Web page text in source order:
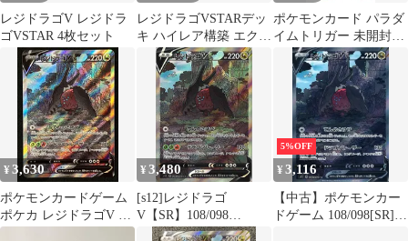
レジドラゴV レジドラ
ゴVSTAR 4枚セット
レジドラゴVSTARデッ
キ ハイレア構築 エクス
トラバトル
ポケモンカード パラダ
イムトリガー 未開封パ
ック 1パック 拡張パッ
ク S12 ポケカ pokemon
¥3,630
ポケモンカードゲーム
ポケカ レジドラゴV SR
S12-108 S12 拡張パック
¥3,480
[s12]レジドラゴ
V【SR】108/098
ITF3SB9ZIQG4
5%OFF
¥3,116
【中古】ポケモンカー
ドゲーム 108/098[SR]：